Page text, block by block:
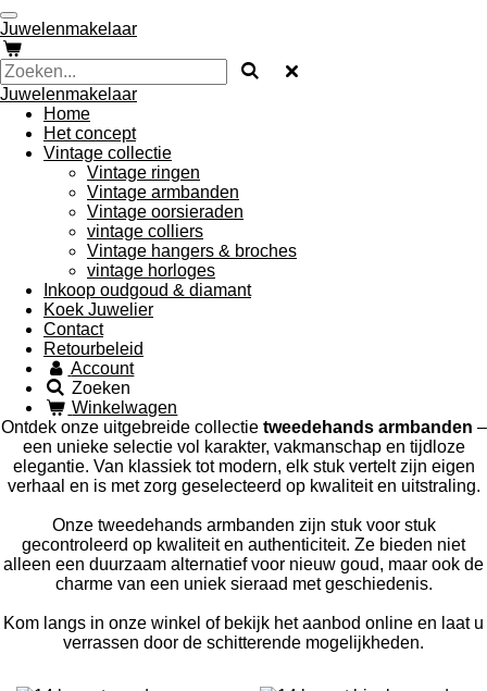
Ga
direct
naar
de
hoofdinhoud
Juwelenmakelaar
Juwelenmakelaar
Home
Het concept
Vintage collectie
Vintage ringen
Vintage armbanden
Vintage oorsieraden
vintage colliers
Vintage hangers & broches
vintage horloges
Inkoop oudgoud & diamant
Koek Juwelier
Contact
Retourbeleid
Account
Zoeken
Winkelwagen
Ontdek onze uitgebreide collectie tweedehands armbanden –
een unieke selectie vol karakter, vakmanschap en tijdloze
elegantie. Van klassiek tot modern, elk stuk vertelt zijn eigen
verhaal en is met zorg geselecteerd op kwaliteit en uitstraling.
Onze tweedehands armbanden zijn stuk voor stuk
gecontroleerd op kwaliteit en authenticiteit. Ze bieden niet
alleen een duurzaam alternatief voor nieuw goud, maar ook de
charme van een uniek sieraad met geschiedenis.
Kom langs in onze winkel of bekijk het aanbod online en laat u
verrassen door de schitterende mogelijkheden.